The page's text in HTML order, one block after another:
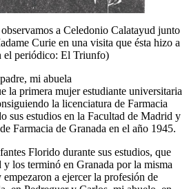
a Celedonio Calatayud junto
Curie en una visita que ésta hizo a
el periódico: El Triunfo)
mi abuela
la primera mujer estudiante universitaria
la licenciatura de Farmacia
sus estudios en la Facultad de Madrid y
Farmacia de Granada en el año 1945.
Florido durante sus estudios, que
los terminó en Granada por la misma
a ejercer la profesión de